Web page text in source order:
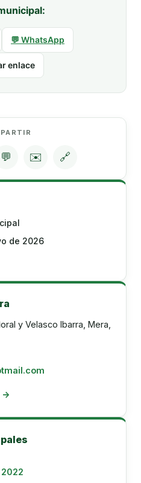
💬 WhatsApp
enlace
💬 ✉️ 🔗
de 2026
y Velasco Ibarra, Mera,
→